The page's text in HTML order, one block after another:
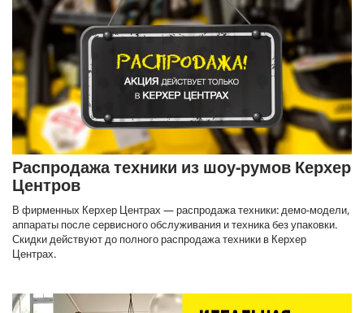
Распродажа техники из шоу-румов Керхер
Центров
В фирменных Керхер Центрах — распродажа техники: демо-модели,
аппараты после сервисного обслуживания и техника без упаковки.
Скидки действуют до полного распродажа техники в Керхер
Центрах.